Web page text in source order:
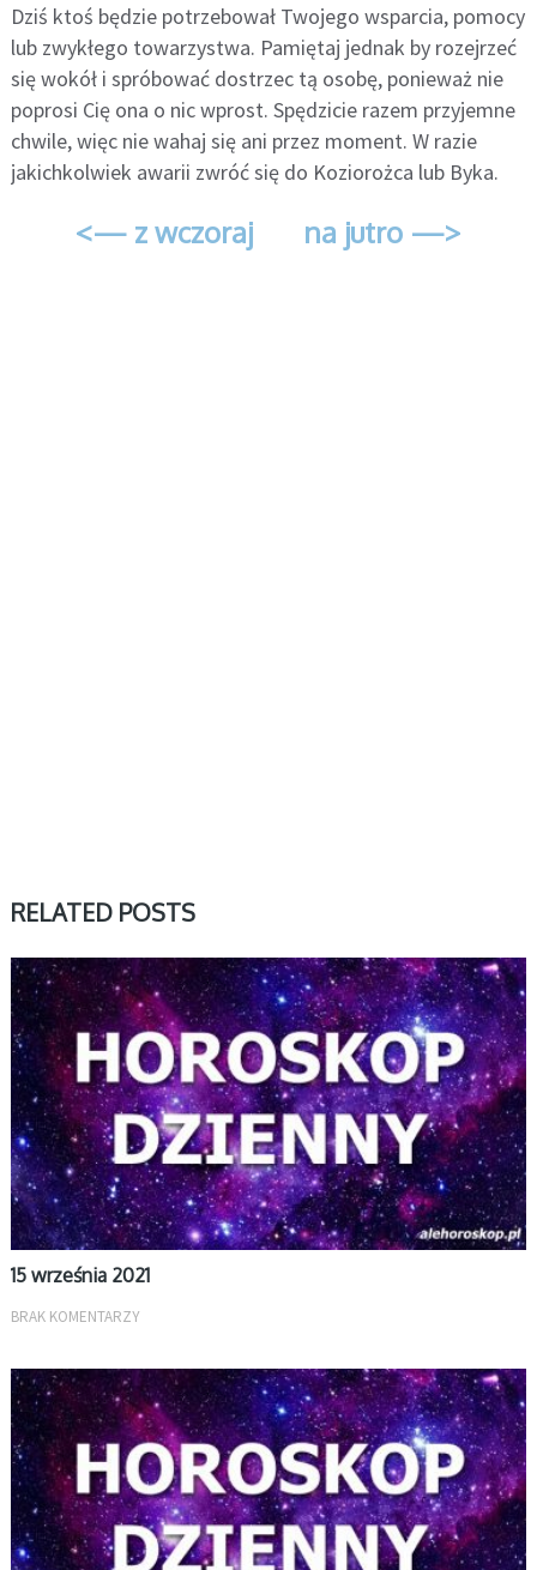
Dziś ktoś będzie potrzebował Twojego wsparcia, pomocy
lub zwykłego towarzystwa. Pamiętaj jednak by rozejrzeć
się wokół i spróbować dostrzec tą osobę, ponieważ nie
poprosi Cię ona o nic wprost. Spędzicie razem przyjemne
chwile, więc nie wahaj się ani przez moment. W razie
jakichkolwiek awarii zwróć się do Koziorożca lub Byka.
<— z wczoraj na jutro —>
RELATED POSTS
DZIENNY
15 września 2021
BRAK KOMENTARZY
DZIENNY